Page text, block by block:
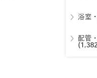
浴室
配管